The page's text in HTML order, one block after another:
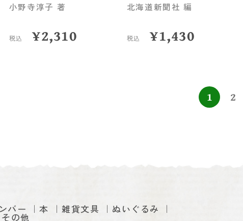
小野寺淳子 著
税込 ¥2,310
北海道新聞社 編
税込 ¥1,430
1 2
バー 本 雑貨文具 ぬいぐるみ
その他